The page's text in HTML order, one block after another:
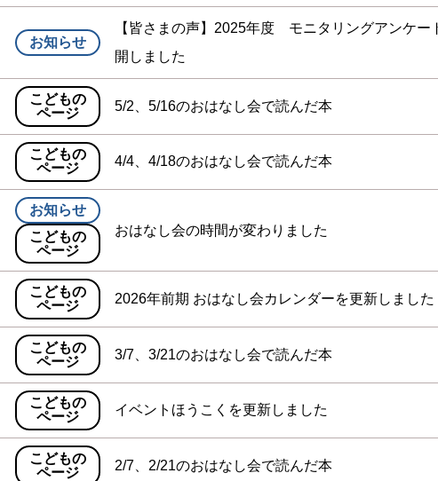
お知らせ
【皆さまの声】2025年度 モニタリングアンケー
開しました
こどもの
ページ
5/2、5/16のおはなし会で読んだ本
こどもの
ページ
4/4、4/18のおはなし会で読んだ本
お知らせ
こどもの
ページ
おはなし会の時間が変わりました
こどもの
ページ
2026年前期 おはなし会カレンダーを更新しました
こどもの
ページ
3/7、3/21のおはなし会で読んだ本
こどもの
ページ
イベントほうこくを更新しました
こどもの
ページ
2/7、2/21のおはなし会で読んだ本